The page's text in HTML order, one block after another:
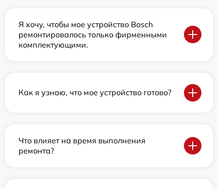
Я хочу, чтобы мое устройство Bosch
ремонтировалось только фирменными
комплектующими.
Как я узнаю, что мое устройство готово?
Что влияет на время выполнения
ремонта?